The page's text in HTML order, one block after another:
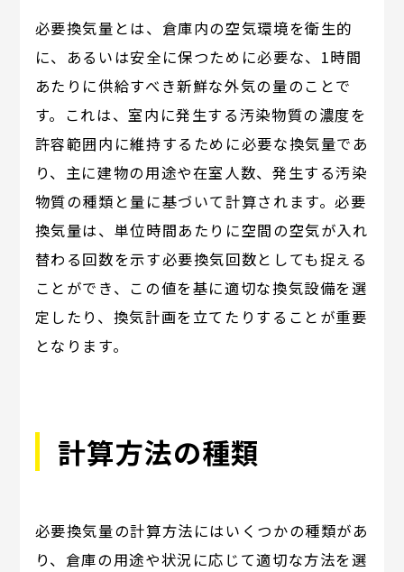
必要換気量とは、倉庫内の空気環境を衛生的
に、あるいは安全に保つために必要な、1時間
あたりに供給すべき新鮮な外気の量のことで
す。これは、室内に発生する汚染物質の濃度を
許容範囲内に維持するために必要な換気量であ
り、主に建物の用途や在室人数、発生する汚染
物質の種類と量に基づいて計算されます。必要
換気量は、単位時間あたりに空間の空気が入れ
替わる回数を示す必要換気回数としても捉える
ことができ、この値を基に適切な換気設備を選
定したり、換気計画を立てたりすることが重要
となります。
計算方法の種類
必要換気量の計算方法にはいくつかの種類があ
り、倉庫の用途や状況に応じて適切な方法を選